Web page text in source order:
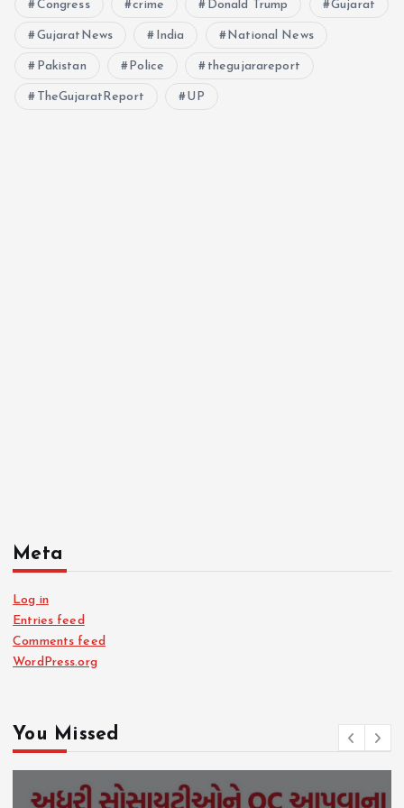
Congress crime Donald Trump Gujarat
GujaratNews India National News
Pakistan Police thegujarareport
TheGujaratReport UP
Meta
Log in
Entries feed
Comments feed
WordPress.org
You Missed